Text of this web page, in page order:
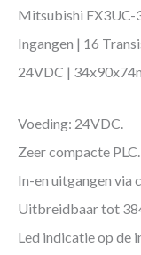
Mitsubishi FX3UC-
Ingangen | 16
24VDC |
Voeding: 24VDC.
Zeer compacte PLC.
In-en uitgangen via
Uitbreidbaar tot
Led indicatie op de